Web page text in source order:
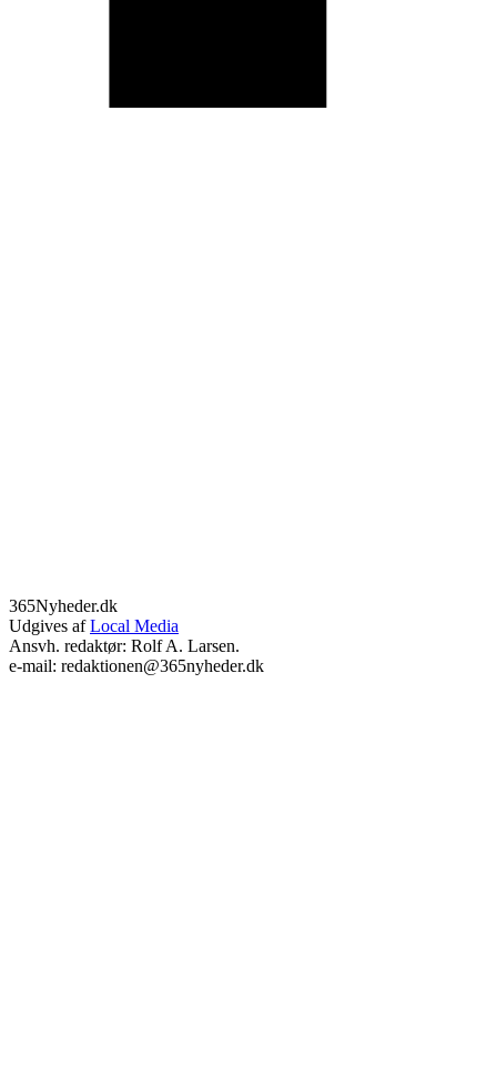
365Nyheder.dk
Udgives afLocal Media
Ansvh. redaktør: Rolf A. Larsen.
e-mail: redaktionen@365nyheder.dk